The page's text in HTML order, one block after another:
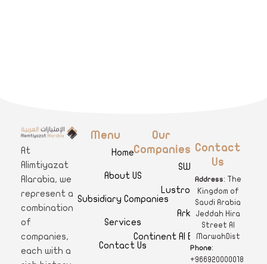
A
limtiyazat Alarabia
At
Alimtiyazat
Alarabia, we
represent a
combination
of
companies,
each with a
Menu
Home
About US
Subsidiary Companies
Services
Contact Us
Our
Companies
SWAR
Lustro Clinics
Arkan
Continent Al Ertiqaa Hotel
Contact
Us
Address: The
Kingdom of
Saudi Arabia
Jeddah Hira
Street Al
MarwahDist
Phone:
+966920000018